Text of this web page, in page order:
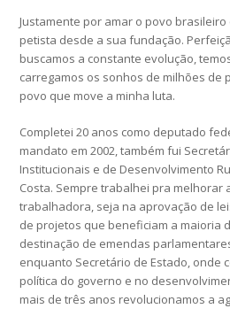
Justamente por amar o povo
petista desde a sua fundação.
buscamos a constante evolução,
carregamos os sonhos de milhões de
povo que move a minha luta.
Completei 20 anos como deputado
mandato em 2002, também fui
Institucionais e de Desenvolvimento
Costa. Sempre trabalhei pra melhorar
trabalhadora, seja na aprovação de
de projetos que beneficiam a maioria
destinação de emendas
enquanto Secretário de Estado, onde
política do governo e no
mais de três anos revolucionamos a